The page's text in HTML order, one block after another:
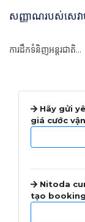
សញ្ញាណរបស់សេវា
ការដឹកទំនិញអន្តរជាតិ...
Hãy gửi
giá cước
Nitoda
tạo